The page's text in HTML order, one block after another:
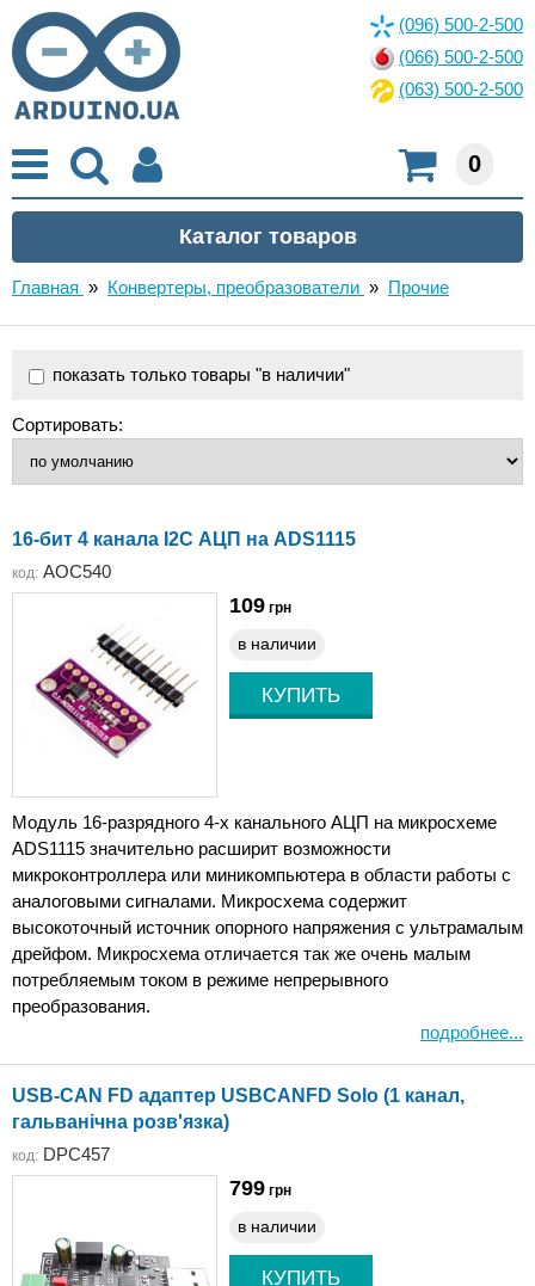
(096) 500-2-500
(066) 500-2-500
(063) 500-2-500
0
Главная » Конвертеры, преобразователи » Прочие
показать только товары "в наличии"
Сортировать:
16-бит 4 канала I2C АЦП на ADS1115
код: AOC540
109 грн
в наличии
Модуль 16-разрядного 4-х канального АЦП на микросхеме
ADS1115 значительно расширит возможности
микроконтроллера или миникомпьютера в области работы с
аналоговыми сигналами. Микросхема содержит
высокоточный источник опорного напряжения с ультрамалым
дрейфом. Микросхема отличается так же очень малым
потребляемым током в режиме непрерывного
преобразования.
подробнее...
USB-CAN FD адаптер USBCANFD Solo (1 канал,
гальванічна розв'язка)
код: DPC457
799 грн
в наличии